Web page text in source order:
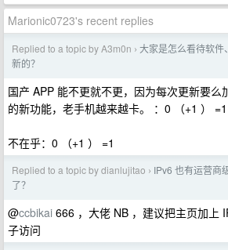
Marionic0723's recent replies
Replied to a topic by A3m0n › 大家是怎么看待软件
新的？
国产 APP 能不更就不更，因为每次更新要么
的新功能，老手机越来越卡。 ：0 （+1 ） =1
不在乎：0 （+1 ） =1
Replied to a topic by dianlujitao › IPv6 也有运营商
了？
@ccbikai 666 ，大佬 NB ，建议把主页加上
子访问